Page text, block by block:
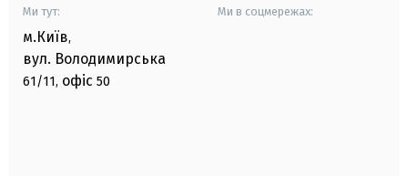
Ми тут:
м.Київ,
вул. Володимирська
61/11, офіс 50
Ми в соцмережах: